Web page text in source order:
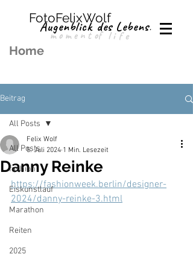
Augenblick des Lebens.
Home
FotoFelixWolf
moment
of life
Beitrag
All Posts
fashion
Eiskunstlauf
Marathon
Reiten
2025
All Posts
Danny Reinke
Felix Wolf
5. Juli 2024 1 Min. Lesezeit
https://fashionweek.berlin/designer-
2024/danny-reinke-3.html